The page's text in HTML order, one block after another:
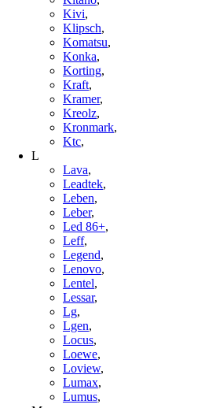
Kivi,
Klipsch,
Komatsu,
Konka,
Korting,
Kraft,
Kramer,
Kreolz,
Kronmark,
Ktc,
L
Lava,
Leadtek,
Leben,
Leber,
Led 86+,
Leff,
Legend,
Lenovo,
Lentel,
Lessar,
Lg,
Lgen,
Locus,
Loewe,
Loview,
Lumax,
Lumus,